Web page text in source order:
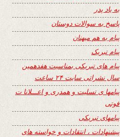
به یاد پدر
پاسخ به سوالات دوستان
پیام به هم میهنان
پیام تبریک
پیام های تبریکی بمناسبت هفدهمین
سال نشراتی سایت ۲۴ ساعت
پیامها ی تسلیت و همدری و اعـــلانا ت
فوتی
پیامهای تبریکی
پیشنهادات ، انتقادات و خواسته های